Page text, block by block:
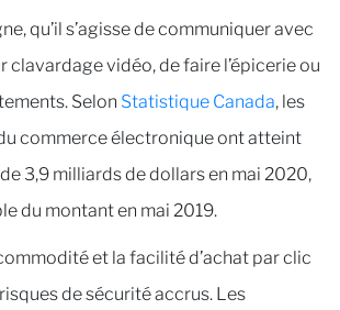
qu’il s’agisse de communiquer avec
clavardage vidéo, de faire l’épicerie ou
Selon Statistique Canada, les
commerce électronique ont atteint
3,9 milliards de dollars en mai 2020,
du montant en mai 2019.
et la facilité d’achat par clic
de sécurité accrus. Les